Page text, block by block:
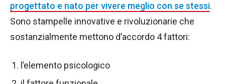
progettato e nato per vivere meglio con se stessi.
Sono stampelle innovative e rivoluzionarie che
sostanzialmente mettono d’accordo 4 fattori:
l’elemento psicologico